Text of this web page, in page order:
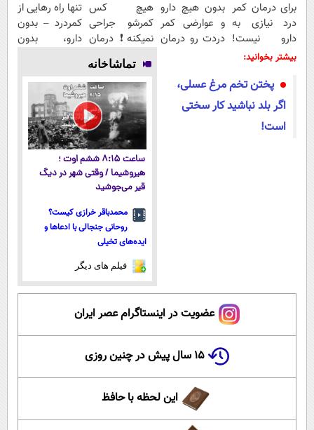
برای درمان کمر
درد نیازی به
دارو نیست!
(◂پرسش‌نامه
بدون هیچ دارو
و عوارضی کمر
دردت رو درمان
هیچ کس
کمرشو جراحی
نمیکنه❗ درمان
کمردرد بدون
قرص
(پرسشنامه)
تنها راه رهایی از
کمردرد – بدون
دارو، بدون
بیشتر بخوانید:
پختن تخم مرغ عسلی،
اگر بلد نباشید کار سختی
است!
تماشاخانه
ساعت ۸:۱۵ ششم اوت ؛
هیروشیما / وقتی شهر در دیگ
قیر می‌جوشید
محمدباقر خرازی کیست؟
روحانی جنجالی با ادعاها و
ایده‌های تخیلی
فیلم های دیگر
عضویت در اینستاگرام عصر ایران
۱۵ سال پیش در چنین روزی
این لحظه با حافظ